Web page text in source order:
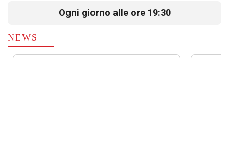
Ogni giorno alle ore 19:30
NEWS